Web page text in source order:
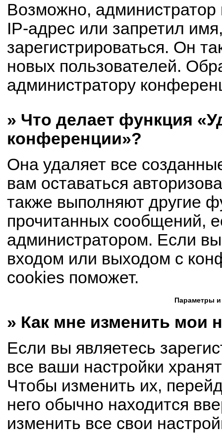
Возможно,
IP-адрес или запретил
зарегистрироваться. Он
новых пользователей.
администратору
» Что делает функция
конференции»?
Она удаляет все
вам оставаться
также выполняют другие
прочитанных сообщений,
администратором. Если
входом или выходом с
cookies поможет.
Параметры и
» Как мне изменить мои
Если вы являетесь
все ваши настройки
Чтобы изменить их,
него обычно находится
изменить все свои